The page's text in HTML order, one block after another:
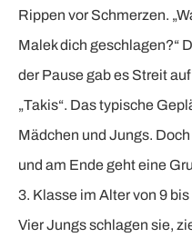
Rippen vor Schmerzen.
Malek dich geschlagen?“
der Pause gab es Streit
„Takis“. Das typische
Mädchen und Jungs.
und am Ende geht eine
3. Klasse im Alter von 9
Vier Jungs schlagen sie,